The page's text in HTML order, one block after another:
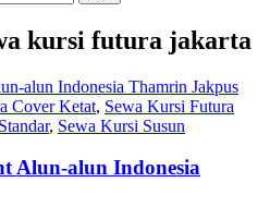
kursi futura jakarta
Cover Ketat, Sewa Kursi Futura
, Sewa Kursi Susun
Alun-alun Indonesia